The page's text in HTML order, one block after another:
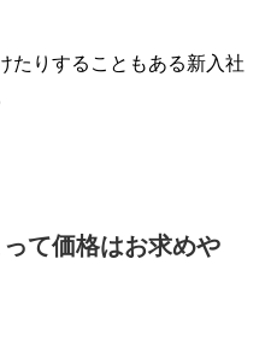
たりすることもある新入社
て価格はお求めや